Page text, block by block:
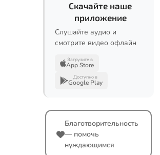
Скачайте наше
приложение
Слушайте аудио и
смотрите видео офлайн
Загрузите в
App Store
Доступно в
Google Play
Благотворительность
— помочь
нуждающимся